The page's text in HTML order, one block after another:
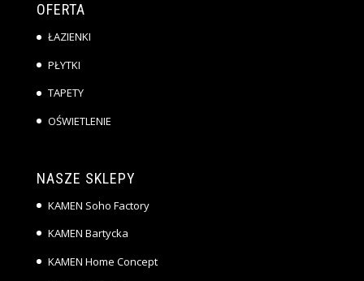
OFERTA
ŁAZIENKI
PŁYTKI
TAPETY
OŚWIETLENIE
NASZE SKLEPY
KAMEN Soho Factory
KAMEN Bartycka
KAMEN Home Concept